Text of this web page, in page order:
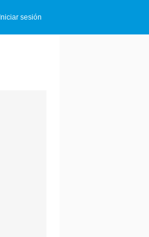
Iniciar sesión